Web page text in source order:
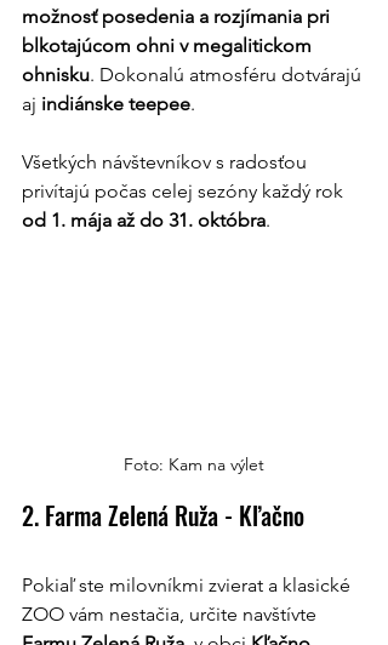
možnosť posedenia a rozjímania pri
blkotajúcom ohni v megalitickom
ohnisku. Dokonalú atmosféru dotvárajú
aj indiánske teepee.
Všetkých návštevníkov s radosťou
privítajú počas celej sezóny každý rok
od 1. mája až do 31. októbra.
Foto: Kam na výlet
2. Farma Zelená Ruža - Kľačno
Pokiaľ ste milovníkmi zvierat a klasické
ZOO vám nestačia, určite navštívte